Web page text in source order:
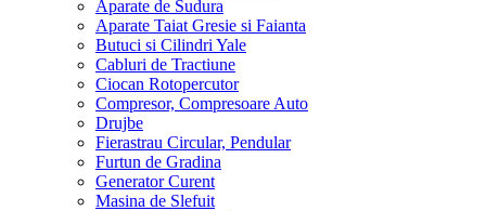
Aparate de Sudura
Aparate Taiat Gresie si Faianta
Butuci si Cilindri Yale
Cabluri de Tractiune
Ciocan Rotopercutor
Compresor, Compresoare Auto
Drujbe
Fierastrau Circular, Pendular
Furtun de Gradina
Generator Curent
Masina de Slefuit